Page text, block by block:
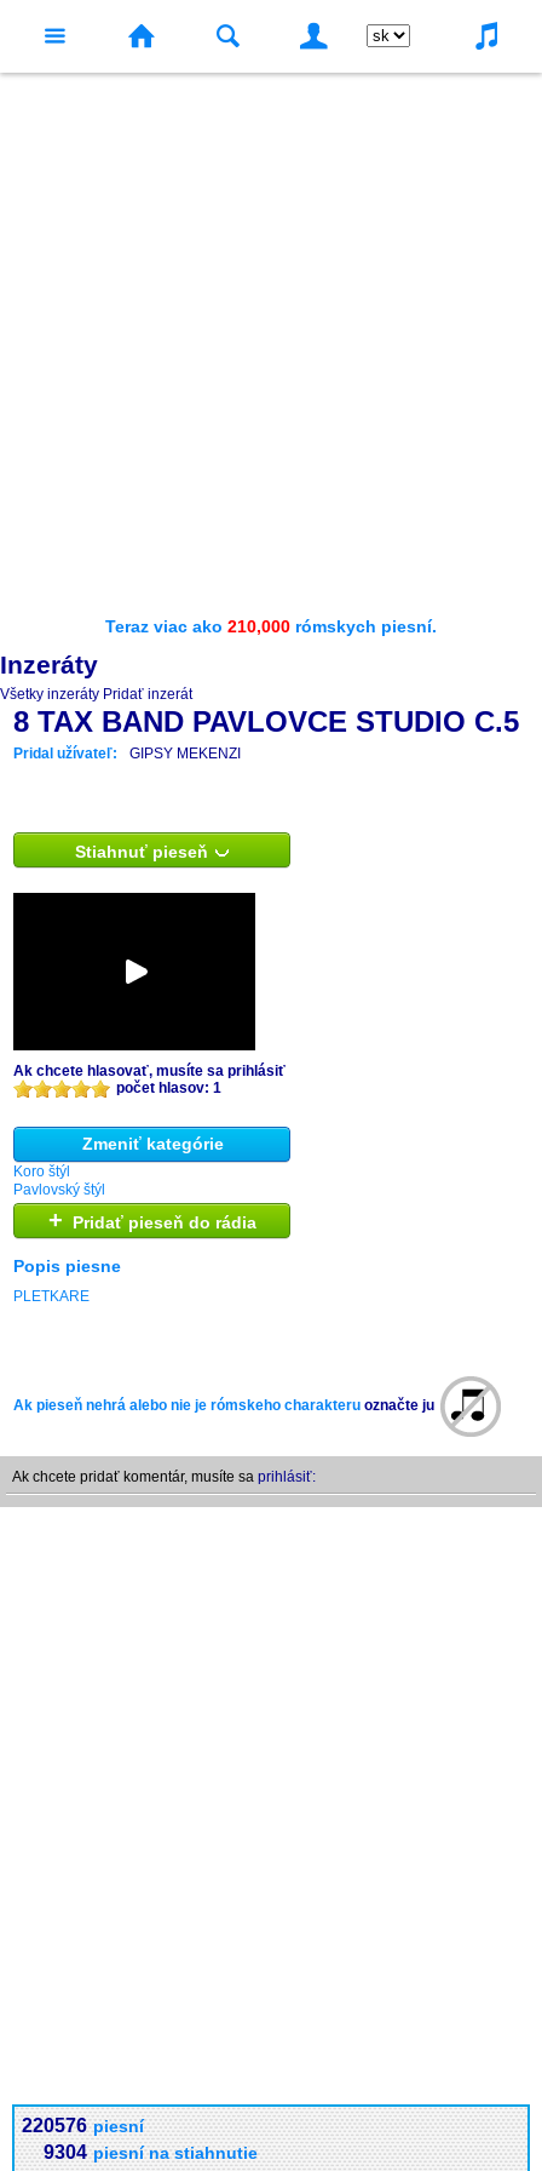
Teraz viac ako 210,000 rómskych piesní.
Inzeráty
Všetky inzeráty Pridať inzerát
8 TAX BAND PAVLOVCE STUDIO C.5
Pridal užívateľ: GIPSY MEKENZI
Stiahnuť pieseň
Ak chcete hlasovať, musíte sa prihlásiť
počet hlasov: 1
Zmeniť kategórie
Koro štýl
Pavlovský štýl
+ Pridať pieseň do rádia
Popis piesne
PLETKARE
Ak pieseň nehrá alebo nie je rómskeho charakteru označte ju
Ak chcete pridať komentár, musíte sa prihlásiť:
220576 piesní
9304 piesní na stiahnutie